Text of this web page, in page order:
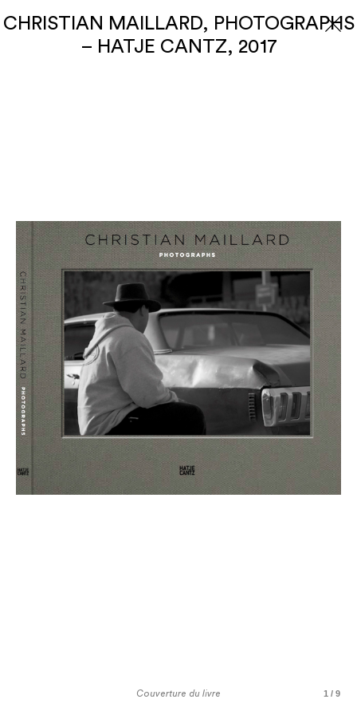
Couverture du livre 1 / 9
CHRISTIAN MAILLARD, PHOTOGRAPHS
– HATJE CANTZ, 2017